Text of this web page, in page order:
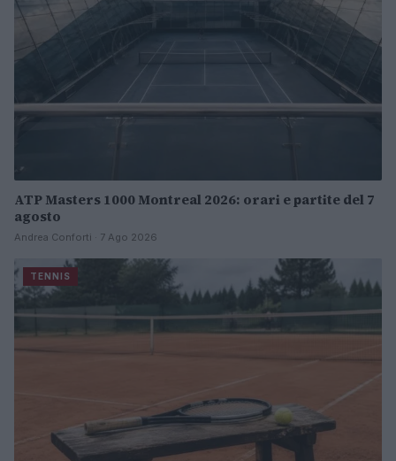
ATP Masters 1000 Montreal 2026: orari e partite del 7
agosto
Andrea Conforti · 7 Ago 2026
TENNIS